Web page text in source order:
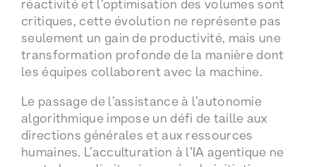
réactivité et l’optimisation des volumes sont
critiques, cette évolution ne représente pas
seulement un gain de productivité, mais une
transformation profonde de la manière dont
les équipes collaborent avec la machine.
Le passage de l’assistance à l’autonomie
algorithmique impose un défi de taille aux
directions générales et aux ressources
humaines. L’acculturation à l’IA agentique ne